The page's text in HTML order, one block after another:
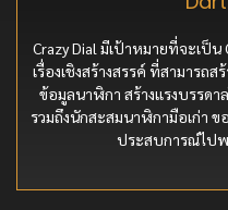
Crazy Dial มีเป้าหมายที่จะเป็น
เรื่องเชิงสร้างสรรค์ ที่สามารถส
ข้อมูลนาฬิกา สร้างแรงบรรด
รวมถึงนักสะสมนาฬิกามือเก่า
ประสบการณ์ไปพ